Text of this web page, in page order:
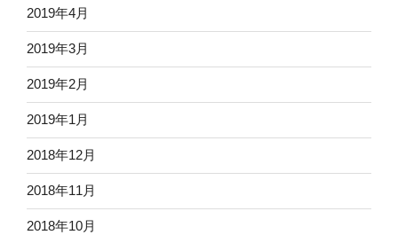
2019年4月
2019年3月
2019年2月
2019年1月
2018年12月
2018年11月
2018年10月